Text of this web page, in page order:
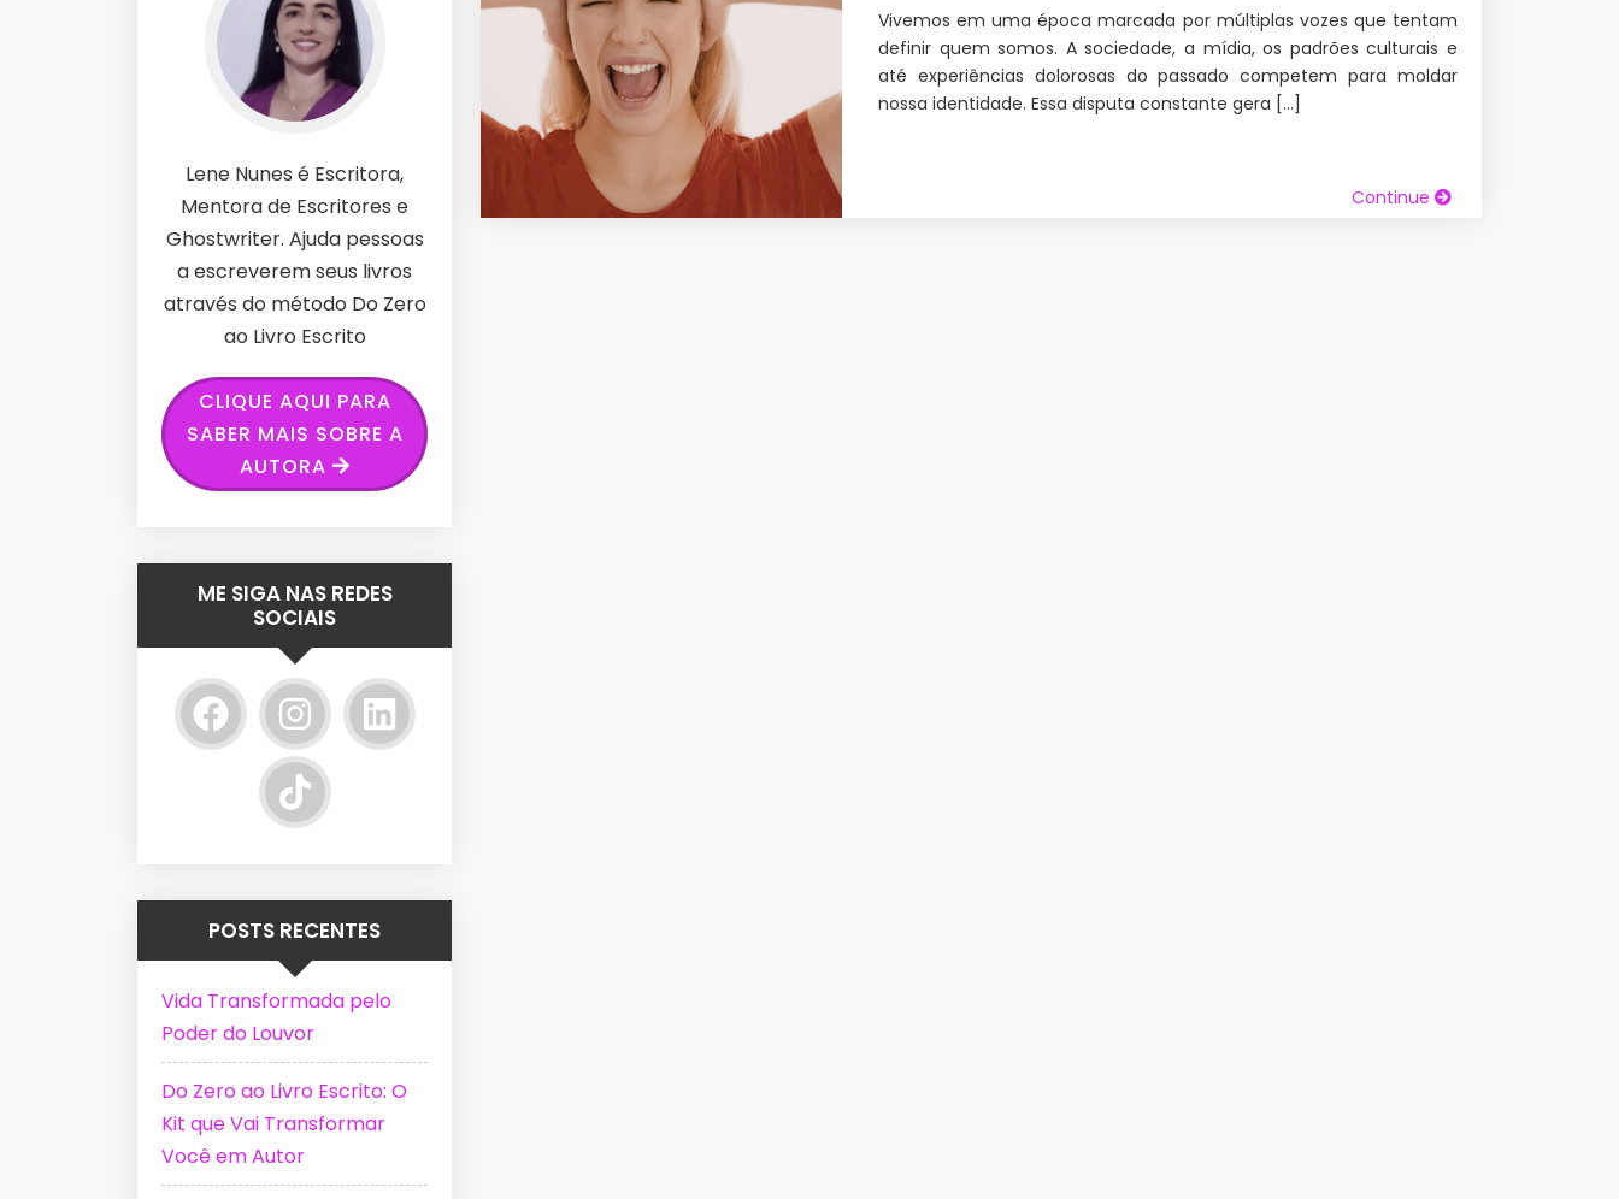
Vivemos em uma época marcada por múltiplas vozes que tentam
definir quem somos. A sociedade, a mídia, os padrões culturais e
até experiências dolorosas do passado competem para moldar
nossa identidade. Essa disputa constante gera […]
Continue
Lene Nunes é Escritora,
Mentora de Escritores e
Ghostwriter. Ajuda pessoas
a escreverem seus livros
através do método Do Zero
ao Livro Escrito
CLIQUE AQUI PARA
SABER MAIS SOBRE A
AUTORA
ME SIGA NAS REDES
SOCIAIS
POSTS RECENTES
Vida Transformada pelo
Poder do Louvor
Do Zero ao Livro Escrito: O
Kit que Vai Transformar
Você em Autor